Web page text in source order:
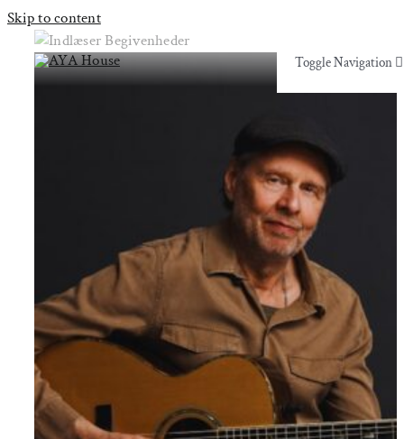
Skip to content
Toggle Navigation
Behandling
Uddannelser & kurser
Lokaler
Om AYA House
Toggle Navigation
Uddannelser & kurser
Lokaler
Om AYA House